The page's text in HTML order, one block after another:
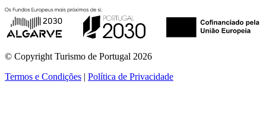
© Copyright Turismo de Portugal 2026
Termos e Condições | Política de Privacidade